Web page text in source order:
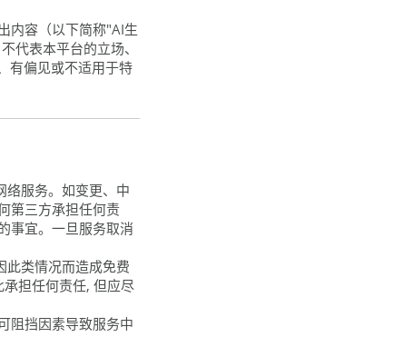
内容（以下简称"AI生
代表本平台的立场、
有偏见或不适用于特
络服务。如变更、中
第三方承担任何责
事宜。一旦服务取消
此类情况而造成免费
担任何责任, 但应尽
阻挡因素导致服务中